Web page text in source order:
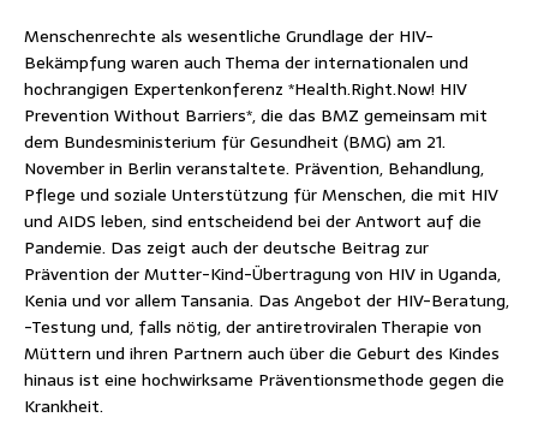
Menschenrechte als wesentliche Grundlage der HIV-
Bekämpfung waren auch Thema der internationalen und
hochrangigen Expertenkonferenz *Health.Right.Now! HIV
Prevention Without Barriers*, die das BMZ gemeinsam mit
dem Bundesministerium für Gesundheit (BMG) am 21.
November in Berlin veranstaltete. Prävention, Behandlung,
Pflege und soziale Unterstützung für Menschen, die mit HIV
und AIDS leben, sind entscheidend bei der Antwort auf die
Pandemie. Das zeigt auch der deutsche Beitrag zur
Prävention der Mutter-Kind-Übertragung von HIV in Uganda,
Kenia und vor allem Tansania. Das Angebot der HIV-Beratung,
-Testung und, falls nötig, der antiretroviralen Therapie von
Müttern und ihren Partnern auch über die Geburt des Kindes
hinaus ist eine hochwirksame Präventionsmethode gegen die
Krankheit.